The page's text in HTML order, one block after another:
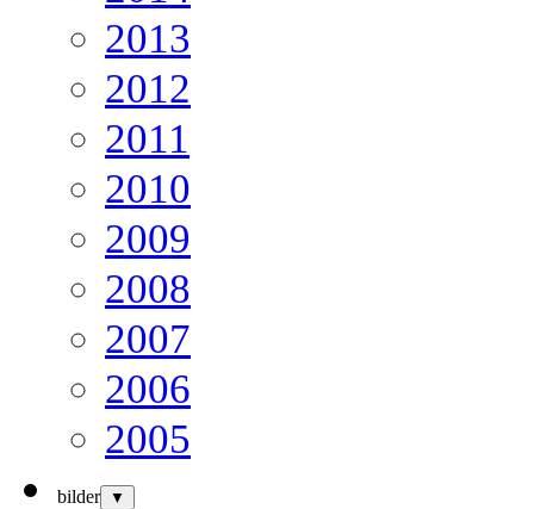
2013
2012
2011
2010
2009
2008
2007
2006
2005
bilder ▼